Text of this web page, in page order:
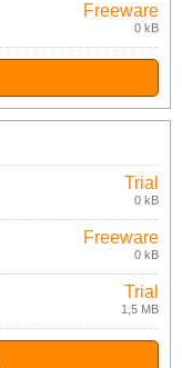
Freeware
0 kB
Trial
0 kB
Freeware
0 kB
Trial
1,5 MB